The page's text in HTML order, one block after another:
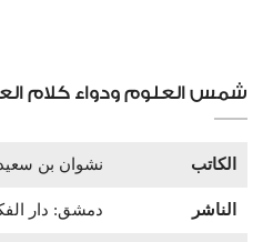
شمس العلوم ودواء كلام
الكاتب نشوان بن
الناشر دمشق: دار